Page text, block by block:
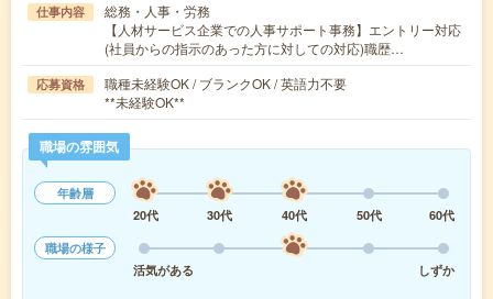
仕事内容
総務・人事・労務
【人材サービス企業での人事サポート事務】エントリー対応
(社員からの指示のあった方に対しての対応)職歴…
応募資格
職種未経験OK / ブランクOK / 英語力不要
**未経験OK**
職場の雰囲気
年齢層
20代
30代 40代 50代
60代
職場の様子
活気がある
しずか